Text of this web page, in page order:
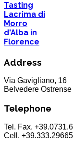
Tasting
Lacrima di
Morro
d'Alba in
Florence
Address
Via Gavigliano, 16
Belvedere
Telephone
Tel. Fax.
Cell.